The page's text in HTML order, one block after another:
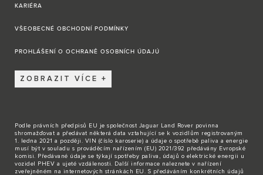
KARIÉRA
VŠEOBECNÉ OBCHODNÍ PODMÍNKY
PROHLÁŠENÍ O OCHRANĚ OSOBNÍCH ÚDAJÚ
ZOBRAZIT VÍCE
Podle právních předpisů EU je společnost Jaguar Land Rover povinna
shromažďovat a předávat některá data vztahující se k vozidlům registrovaným
1. ledna 2021 a později. VIN (číslo karoserie) a údaje o spotřebě paliva a energie
musí být v souladu s prováděcím nařízením (EU) 2021/392 předávány Evropské
komisi. Předávané údaje se týkají spotřeby paliva, údajů o elektrické energii u
vozidel PHEV a ujeté vzdálenosti. Další informace naleznete v nařízení
zveřejněném na internetových stránkách EU. S předáváním konkrétních údajů